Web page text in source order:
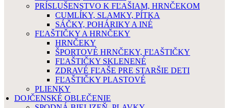
PRÍSLUŠENSTVO K FĽAŠIAM, HRNČEKOM
CUMLÍKY, SLAMKY, PÍTKA
SÁČKY, POHÁRIKY A INÉ
FĽAŠTIČKY A HRNČEKY
HRNČEKY
ŠPORTOVÉ HRNČEKY, FĽAŠTIČKY
FĽAŠTIČKY SKLENENÉ
ZDRAVÉ FĽAŠE PRE STARŠIE DETI
FĽAŠTIČKY PLASTOVÉ
PLIENKY
DOJČENSKÉ OBLEČENIE